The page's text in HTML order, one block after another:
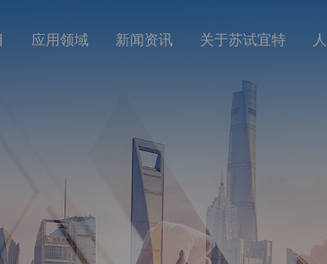
应用领域 新闻资讯 关于苏试宜特